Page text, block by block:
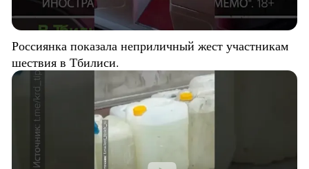
Россиянка показала неприличный жест участникам
шествия в Тбилиси.